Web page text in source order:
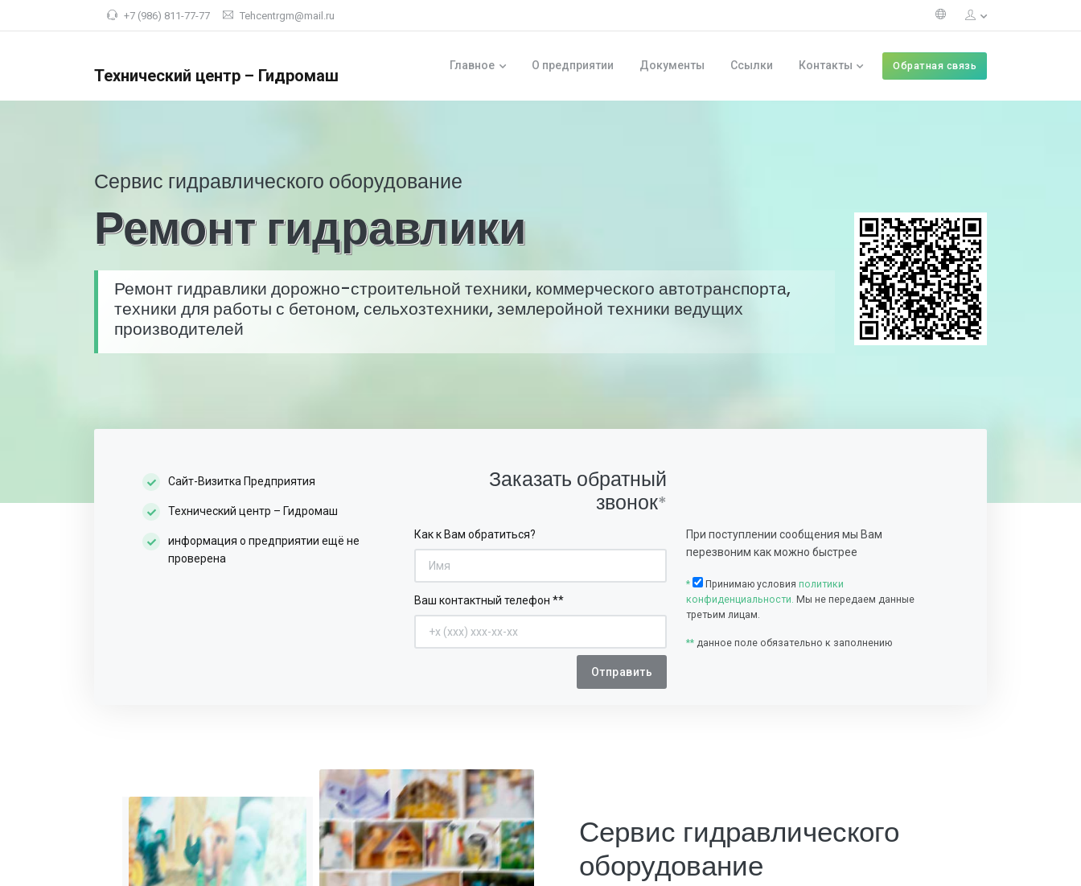
+7 (986) 811-77-77 Tehcentrgm@mail.ru
Технический центр – Гидромаш
Главное о предприятии Документы Ссылки Контакты Обратная связь
Сервис гидравлического оборудование
Ремонт гидравлики
Ремонт гидравлики дорожно-строительной техники, коммерческого автотранспорта,
техники для работы с бетоном, сельхозтехники, землеройной техники ведущих
производителей
Сайт-Визитка Предприятия
Технический центр – Гидромаш
информация о предприятии ещё не
проверена
Заказать обратный
звонок*
Как к Вам обратиться?
Ваш контактный телефон **
Отправить
При поступлении сообщения мы Вам
перезвоним как можно быстрее
* Принимаю условия политики
конфиденциальности. Мы не передаем данные
третьим лицам.
** данное поле обязательно к заполнению
Сервис гидравлического
оборудование